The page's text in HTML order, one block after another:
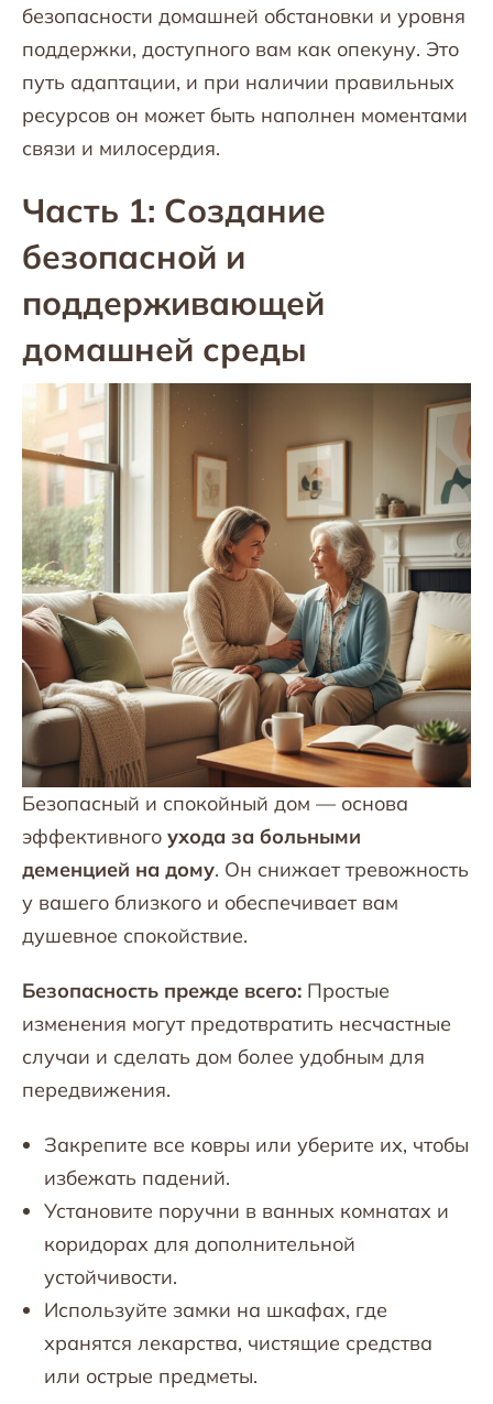
безопасности домашней обстановки и уровня
поддержки, доступного вам как опекуну. Это
путь адаптации, и при наличии правильных
ресурсов он может быть наполнен моментами
связи и милосердия.
Часть 1: Создание
безопасной и
поддерживающей
домашней среды
Безопасный и спокойный дом — основа
эффективного ухода за больными
деменцией на дому. Он снижает тревожность
у вашего близкого и обеспечивает вам
душевное спокойствие.
Безопасность прежде всего: Простые
изменения могут предотвратить несчастные
случаи и сделать дом более удобным для
передвижения.
Закрепите все ковры или уберите их, чтобы
избежать падений.
Установите поручни в ванных комнатах и
коридорах для дополнительной
устойчивости.
Используйте замки на шкафах, где
хранятся лекарства, чистящие средства
или острые предметы.